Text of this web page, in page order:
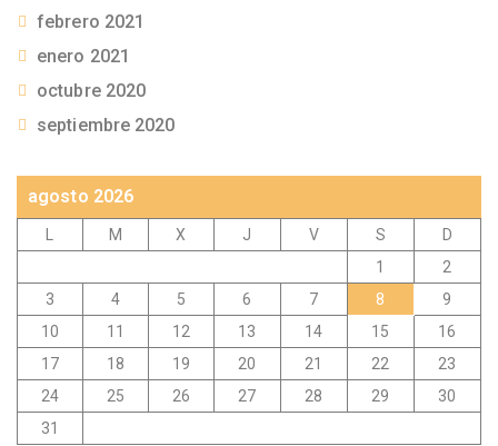
febrero 2021
enero 2021
octubre 2020
septiembre 2020
agosto 2026
L M X J V S
D
1
2
3
4 5 6 7 8
9
10
11 12 13 14 15
16
17
18 19 20 21 22
23
24
25 26 27 28 29
30
31